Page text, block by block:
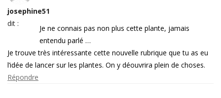
josephine51
dit :
Je ne connais pas non plus cette plante, jamais
entendu parlé …
Je trouve très intéressante cette nouvelle rubrique que tu as eu
l’idée de lancer sur les plantes. On y déouvrira plein de choses.
Répondre